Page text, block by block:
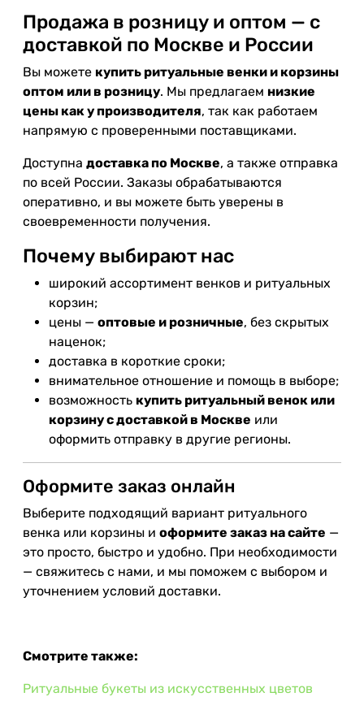
Продажа в розницу и оптом — с
доставкой по Москве и России
Вы можете купить ритуальные венки и корзины
оптом или в розницу. Мы предлагаем низкие
цены как у производителя, так как работаем
напрямую с проверенными поставщиками.
Доступна доставка по Москве, а также отправка
по всей России. Заказы обрабатываются
оперативно, и вы можете быть уверены в
своевременности получения.
Почему выбирают нас
широкий ассортимент венков и ритуальных
корзин;
цены — оптовые и розничные, без скрытых
наценок;
доставка в короткие сроки;
внимательное отношение и помощь в выборе;
возможность купить ритуальный венок или
корзину с доставкой в Москве или
оформить отправку в другие регионы.
Оформите заказ онлайн
Выберите подходящий вариант ритуального
венка или корзины и оформите заказ на сайте —
это просто, быстро и удобно. При необходимости
— свяжитесь с нами, и мы поможем с выбором и
уточнением условий доставки.
Смотрите также:
Ритуальные букеты из искусственных цветов